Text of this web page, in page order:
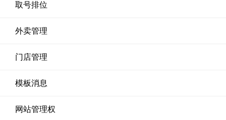
取号排位
外卖管理
门店管理
模板消息
网站管理权